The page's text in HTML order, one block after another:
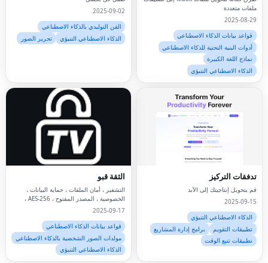
ملفات متعددة
2025-08-29
قواعد بيانات الذكاء الاصطناعي
أدوات البنية التحتية للذكاء الاصطناعي
نماذج اللغة الكبيرة
الذكاء الاصطناعي التنبؤي
2025-09-02
الفن التوليدي بالذكاء الاصطناعي
الذكاء الاصطناعي التنبؤي
تحرير الصور
تدفقات التركيز
قم بتحويل إنتاجيتك إلى الأبد
2025-09-15
الذكاء الاصطناعي التنبؤي
تطبيقات التقويم
برامج إدارة المشاريع
تطبيقات تتبع الوقت
الثقة قبو
التشفير ، أمان الملفات ، حماية البيانات ،
الخصوصية ، المصدر المفتوح ، AES-256 ،
تخزين آمن ،
2025-09-17
قواعد بيانات الذكاء الاصطناعي
مولدات الصور الشخصية بالذكاء الاصطناعي
الذكاء الاصطناعي التنبؤي